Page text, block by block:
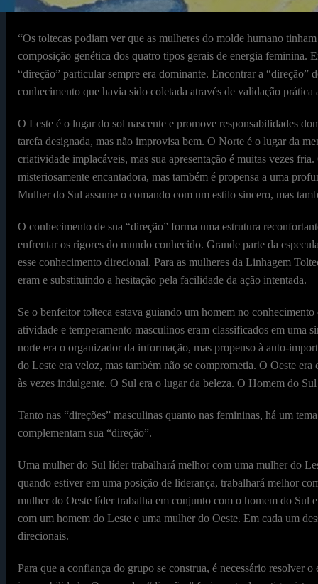
“Os toltecas podiam ver que as mulheres do molde humano
composição genética dos quatro tipos gerais de energia feminina.
“direção” particular sempre era dominante. Encontrar a
conhecimento que havia sido coletada através de validação
O Leste é o lugar do sol nascente e promove responsabilidades
tarefa designada, mas não improvisa bem. O Norte é o lugar da
criatividade implacáveis, mas sua apresentação é muitas vezes
misteriosamente encantadora, mas também é propensa a uma
Mulher do Sul assume o comando com um estilo sincero, mas
O conhecimento de sua “direção” forma uma estrutura
enfrentar os rigores do mundo conhecido. Grande parte da
esse conhecimento direcional. Para as mulheres da Linhagem
eram e substituindo a hesitação pela facilidade da ação intentada.
Se o benfeitor tolteca estava guiando um homem no
atividade e temperamento masculinos eram classificados em
norte era o organizador da informação, mas propenso à auto-
do Leste era veloz, mas também não se comprometia. O Oeste
às vezes indulgente. O Sul era o lugar da beleza. O Homem do
Tanto nas “direções” masculinas quanto nas femininas, há um
complementam sua “direção”.
Uma mulher do Sul líder trabalhará melhor com uma mulher do
quando estiver em uma posição de liderança, trabalhará melhor
mulher do Oeste líder trabalha em conjunto com o homem do
com um homem do Leste e uma mulher do Oeste. Em cada um
direcionais.
Para que a confiança do grupo se construa, é necessário resolver